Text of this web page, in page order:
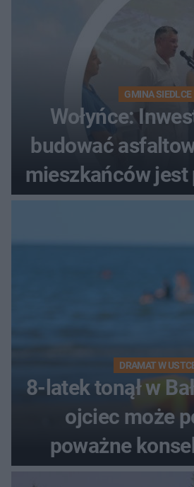
GMINA SIEDLCE
Wołyńce:
budować
mieszkańców jest
DRAMAT W
8-latek tonął w
ojciec może
poważne